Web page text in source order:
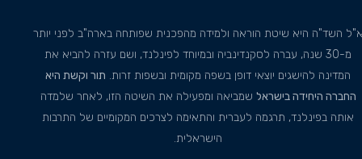
השד"ה היא שיטת הוראה ולמידה מהפכנית שפותחה בארה"ב לפני יותר
מ-30 שנה, עברה לסקנדינביה ובמיוחד לפינלנד, ושם עזרה להביא את
המדינה להישגים יוצאי דופן בשפה מקומית ובשפות זרות. תור וקשת היא
החברה היחידה בישראל שמביאה ומפעילה את השיטה הזו, לאחר שלמדה
אותה בפינלנד, תרגמה לעברית והתאימה לצרכים המקומיים של התרבות
הישראלית.